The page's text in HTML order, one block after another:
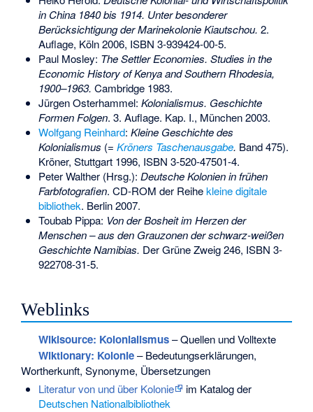
in China 1840 bis 1914. Unter besonderer
Berücksichtigung der Marinekolonie Kiautschou. 2.
Auflage, Köln 2006, ISBN 3-939424-00-5.
Paul Mosley: The Settler Economies. Studies in the
Economic History of Kenya and Southern Rhodesia,
1900–1963. Cambridge 1983.
Jürgen Osterhammel: Kolonialismus. Geschichte
Formen Folgen. 3. Auflage. Kap. I., München 2003.
Wolfgang Reinhard: Kleine Geschichte des
Kolonialismus (= Kröners Taschenausgabe. Band 475).
Kröner, Stuttgart 1996, ISBN 3-520-47501-4.
Peter Walther (Hrsg.): Deutsche Kolonien in frühen
Farbfotografien. CD-ROM der Reihekleine digitale
bibliothek. Berlin 2007.
Toubab Pippa: Von der Bosheit im Herzen der
Menschen – aus den Grauzonen der schwarz-weißen
Geschichte Namibias. Der Grüne Zweig 246, ISBN 3-
922708-31-5.
Weblinks
Wikisource: Kolonialismus– Quellen und Volltexte
Wiktionary: Kolonie– Bedeutungserklärungen,
Wortherkunft, Synonyme, Übersetzungen
Literatur von und über Kolonie
im Katalog der
Deutschen Nationalbibliothek